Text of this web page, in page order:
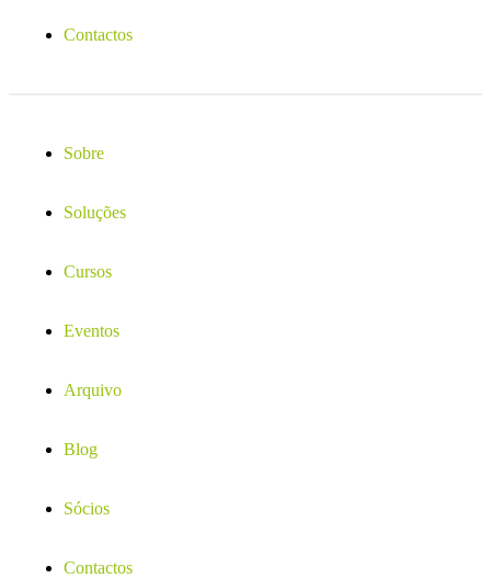
Contactos
Sobre
Soluções
Cursos
Eventos
Arquivo
Blog
Sócios
Contactos